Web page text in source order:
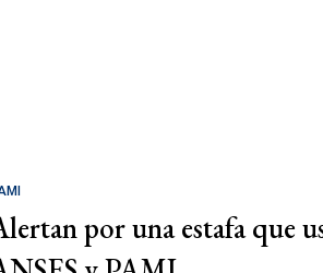
por una estafa que